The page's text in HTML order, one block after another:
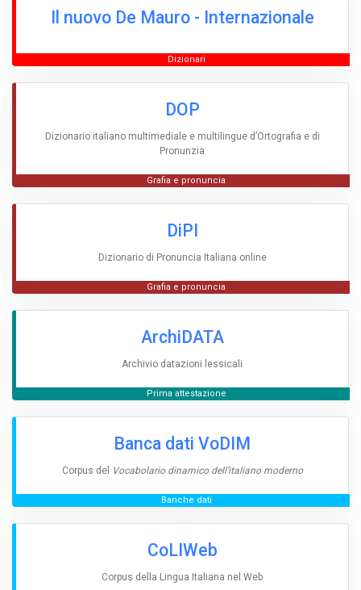
Il nuovo De Mauro - Internazionale
Dizionari
DOP
Dizionario italiano multimediale e multilingue d’Ortografia e di
Pronunzia
Grafia e pronuncia
DiPI
Dizionario di Pronuncia Italiana online
Grafia e pronuncia
ArchiDATA
Archivio datazioni lessicali
Prima attestazione
Banca dati VoDIM
Corpus del Vocabolario dinamico dell’italiano moderno
Banche dati
CoLIWeb
Corpus della Lingua Italiana nel Web